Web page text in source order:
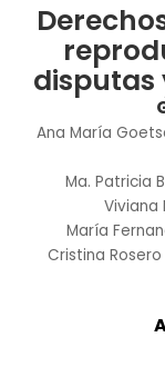
disputas
Ana María
Ma. Patricia
Viviana
María
Cristina